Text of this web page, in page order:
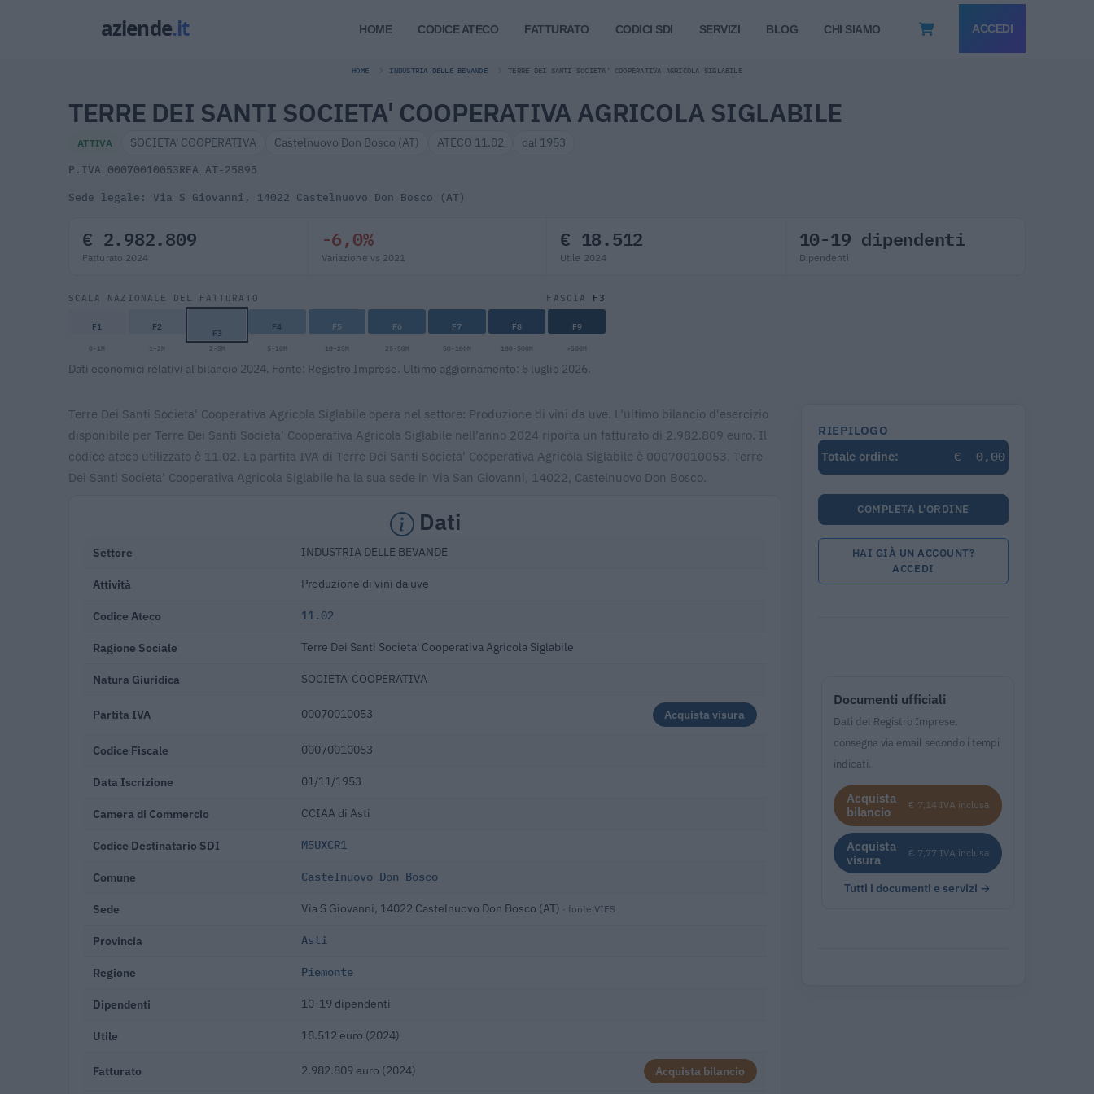
HOME CODICE ATECO FATTURATO CODICI SDI SERVIZI BLOG CHI SIAMO ACCEDI
HOME INDUSTRIA DELLE BEVANDE TERRE DEI SANTI SOCIETA' COOPERATIVA AGRICOLA SIGLABILE
TERRE DEI SANTI SOCIETA' COOPERATIVA AGRICOLA SIGLABILE
ATTIVA SOCIETA' COOPERATIVA Castelnuovo Don Bosco (AT) ATECO 11.02 dal 1953
P.IVA 00070010053REA AT-25895
Sede legale: Via S Giovanni, 14022 Castelnuovo Don Bosco (AT)
€ 2.982.809
Fatturato 2024
-6,0%
Variazione vs 2021
€ 18.512
Utile 2024
10-19 dipendenti
Dipendenti
SCALA NAZIONALE DEL FATTURATO FASCIA F3
F1 F2 F3 F4 F5 F6 F7 F8 F9
0-1M 1-2M 2-5M 5-10M 10-25M 25-50M 50-100M 100-500M >500M
Dati economici relativi al bilancio 2024. Fonte: Registro Imprese. Ultimo aggiornamento: 5 luglio 2026.
Terre Dei Santi Societa' Cooperativa Agricola Siglabile opera nel settore: Produzione di vini da uve. L'ultimo bilancio d'esercizio
disponibile per Terre Dei Santi Societa' Cooperativa Agricola Siglabile nell'anno 2024 riporta un fatturato di 2.982.809 euro. Il
codice ateco utilizzato è 11.02. La partita IVA di Terre Dei Santi Societa' Cooperativa Agricola Siglabile è 00070010053. Terre
Dei Santi Societa' Cooperativa Agricola Siglabile ha la sua sede in Via San Giovanni, 14022, Castelnuovo Don Bosco.
Dati
Settore INDUSTRIA DELLE BEVANDE
Attività Produzione di vini da uve
Codice Ateco 11.02
Ragione Sociale Terre Dei Santi Societa' Cooperativa Agricola Siglabile
Natura Giuridica SOCIETA' COOPERATIVA
Partita IVA 00070010053 Acquista visura
Codice Fiscale 00070010053
Data Iscrizione 01/11/1953
Camera di Commercio CCIAA di Asti
Codice Destinatario SDI M5UXCR1
Comune Castelnuovo Don Bosco
Sede Via S Giovanni, 14022 Castelnuovo Don Bosco (AT) · fonte VIES
Provincia Asti
Regione Piemonte
Dipendenti 10-19 dipendenti
Utile 18.512 euro (2024)
Fatturato 2.982.809 euro (2024) Acquista bilancio
RIEPILOGO
Totale ordine:
€ 0,00
COMPLETA L'ORDINE
HAI GIÀ UN ACCOUNT?
ACCEDI
Documenti ufficiali
Dati del Registro Imprese,
consegna via email secondo i tempi
indicati.
Acquista
bilancio
€ 7,14 IVA inclusa
Acquista
visura
€ 7,77 IVA inclusa
Tutti i documenti e servizi →